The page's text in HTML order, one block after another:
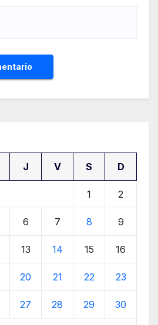
J V S D
1 2
6 7 8 9
13 14 15 16
20 21 22 23
27 28 29 30